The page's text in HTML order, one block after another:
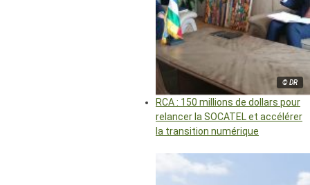
© DR
RCA : 150 millions de dollars pour
relancer la SOCATEL et accélérer
la transition numérique